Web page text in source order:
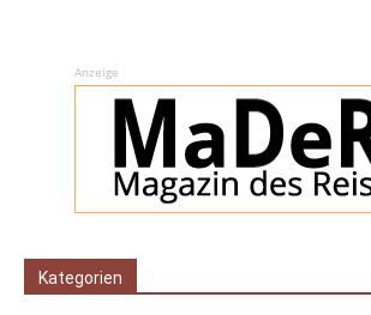
Anzeige
Kategorien